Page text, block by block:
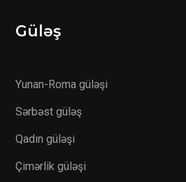
Güləş
Yunan-Roma güləşi
Sərbəst güləş
Qadın güləşi
Çimərlik güləşi